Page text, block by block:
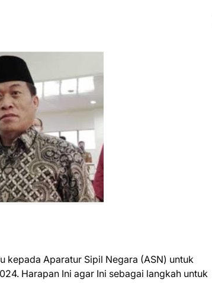
kepada Aparatur Sipil Negara (ASN) untuk
Harapan Ini agar Ini sebagai langkah untuk